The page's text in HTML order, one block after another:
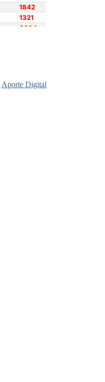
Aporte Digital